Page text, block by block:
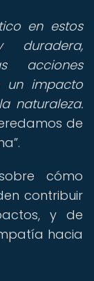
en estos
duradera,
acciones
un impacto
naturaleza.
de
.
cómo
contribuir
y de
hacia